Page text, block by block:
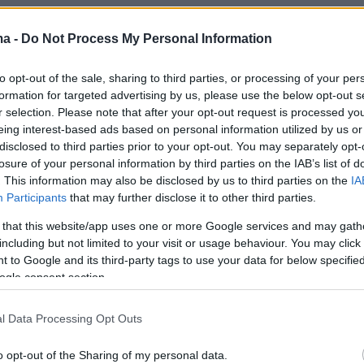
- Do Not Process My Personal Information
opt-out of the sale, sharing to third parties, or processing of your
for targeted advertising by us, please use the below opt-out
selection. Please note that after your opt-out request is processed
interest-based ads based on personal information utilized by us
to third parties prior to your opt-out. You may separately
of your personal information by third parties on the IAB’s list of
This information may also be disclosed by us to third parties on the
Participants that may further disclose it to other third parties.
that this website/app uses one or more Google services and may
but not limited to your visit or usage behaviour. You may
to Google and its third-party tags to use your data for below
consent section.
Data Processing Opt Outs
opt-out of the Sharing of my personal data.
και δώρο από τον Γερμανό καγκελάριο
της Γερμανίας, η οποία έφερε το όνομά του
επειδή είναι ο 47ος πρόεδρος των ΗΠΑ.